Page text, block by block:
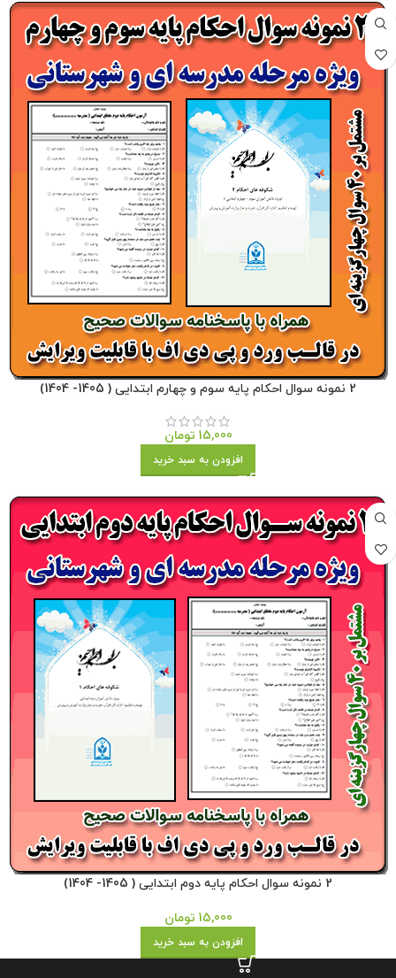
2 نمونه سوال احکام پایه سوم و چهارم ابتدایی ( 1405- 1404)
15,000 تومان
افزودن به سبد خرید
2 نمونه سوال احکام پایه دوم ابتدایی ( 1405- 1404)
15,000 تومان
افزودن به سبد خرید